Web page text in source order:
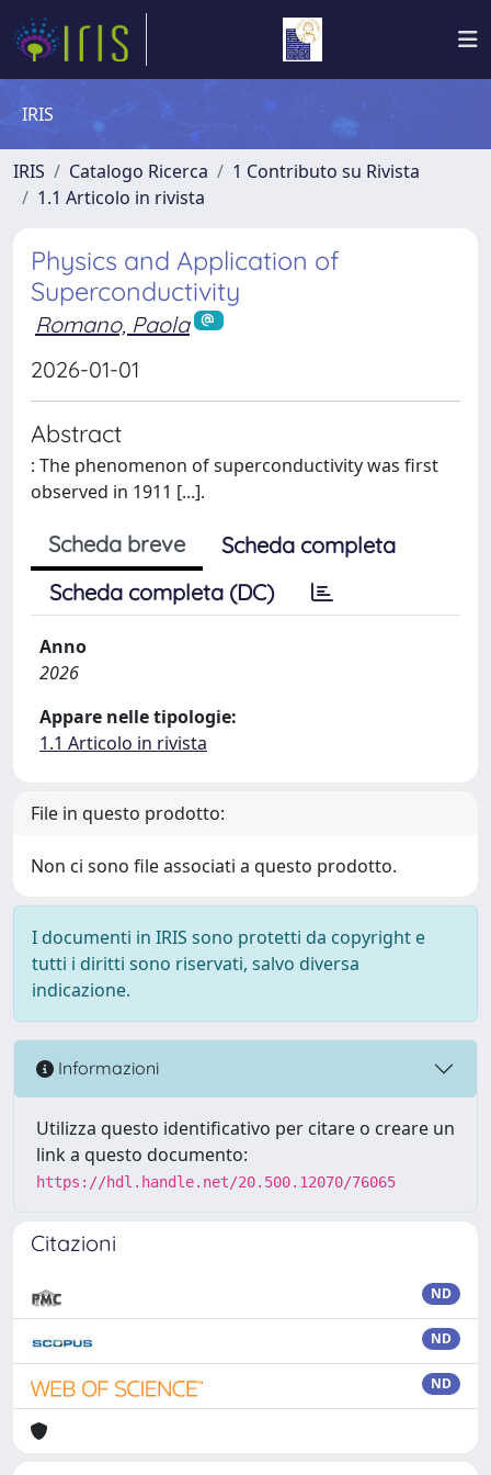
IRIS
IRIS Catalogo Ricerca
1 Contributo su Rivista
1.1 Articolo in rivista
Physics and Application of
Superconductivity
Romano, Paola
2026-01-01
Abstract
: The phenomenon of superconductivity was first
observed in 1911 [...].
Scheda breve
Scheda completa
Scheda completa (DC)
Anno
2026
Appare nelle tipologie:
1.1 Articolo in rivista
File in questo prodotto:
Non ci sono file associati a questo prodotto.
I documenti in IRIS sono protetti da copyright e
tutti i diritti sono riservati, salvo diversa
indicazione.
Informazioni
Utilizza questo identificativo per citare o creare un
link a questo documento:
https://hdl.handle.net/20.500.12070/76065
Citazioni
ND
ND
ND